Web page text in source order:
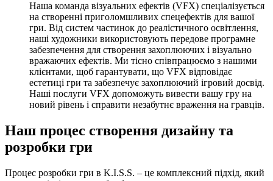
Наша команда візуальних ефектів (VFX) спеціалізується
на створенні приголомшливих спецефектів для вашої
гри. Від систем частинок до реалістичного освітлення,
наші художники використовують передове програмне
забезпечення для створення захоплюючих і візуально
вражаючих ефектів. Ми тісно співпрацюємо з нашими
клієнтами, щоб гарантувати, що VFX відповідає
естетиці гри та забезпечує захоплюючий ігровий досвід.
Наші послуги VFX допоможуть вивести вашу гру на
новий рівень і справити незабутнє враження на гравців.
Наш процес створення дизайну та
розробки гри
Процес розробки гри в K.I.S.S. – це комплексний підхід, який